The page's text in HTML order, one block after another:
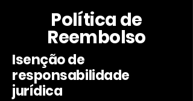
Política de
Reembolso
Isenção de
responsabilidade
jurídica